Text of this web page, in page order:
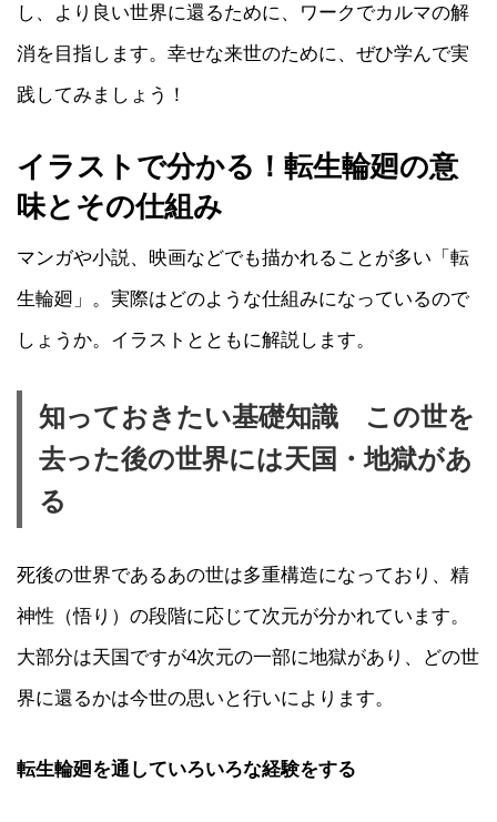
し、より良い世界に還るために、ワークでカルマの解
消を目指します。幸せな来世のために、ぜひ学んで実
践してみましょう！
イラストで分かる！転生輪廻の意
味とその仕組み
マンガや小説、映画などでも描かれることが多い「転
生輪廻」。実際はどのような仕組みになっているので
しょうか。イラストとともに解説します。
知っておきたい基礎知識 この世を
去った後の世界には天国・地獄があ
る
死後の世界であるあの世は多重構造になっており、精
神性（悟り）の段階に応じて次元が分かれています。
大部分は天国ですが4次元の一部に地獄があり、どの世
界に還るかは今世の思いと行いによります。
転生輪廻を通していろいろな経験をする